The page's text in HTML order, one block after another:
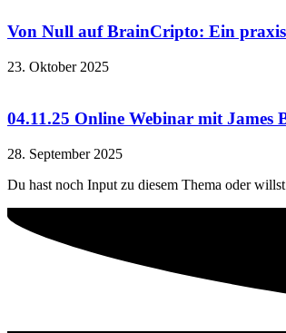
Von Null auf BrainCripto: Ein
23. Oktober 2025
04.11.25 Online Webinar mit James
28. September 2025
Du hast noch Input zu diesem Thema oder